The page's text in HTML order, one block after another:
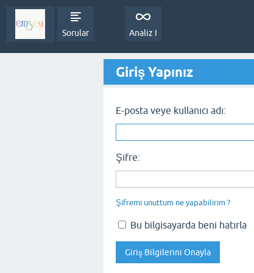
Sorular Analiz I
Giriş Yapınız
E-posta veye kullanıcı adı:
Şifre:
Şifremi unuttum ne yapabilirim ?
Bu bilgisayarda beni hatırla